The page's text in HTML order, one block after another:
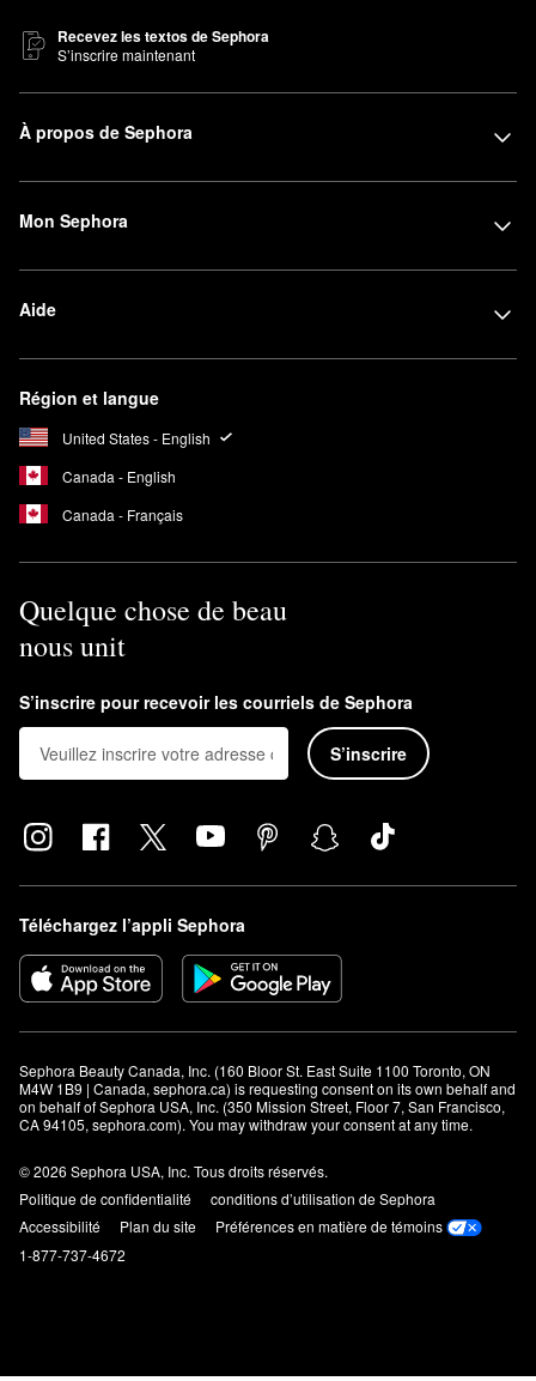
Recevez les textos de Sephora
S’inscrire maintenant
À propos de Sephora
Mon Sephora
Aide
Région et langue
United States - English
Canada - English
Canada - Français
Quelque chose de beau
nous unit
S’inscrire pour recevoir les courriels de Sephora
S’inscrire
Téléchargez l’appli Sephora
Sephora Beauty Canada, Inc. (160 Bloor St. East Suite 1100 Toronto, ON
M4W 1B9 | Canada, sephora.ca) is requesting consent on its own behalf and
on behalf of Sephora USA, Inc. (350 Mission Street, Floor 7, San Francisco,
CA 94105, sephora.com). You may withdraw your consent at any time.
© 2026 Sephora USA, Inc. Tous droits réservés.
Politique de confidentialité
conditions d’utilisation de Sephora
Accessibilité
Plan du site
Préférences en matière de témoins
1-877-737-4672